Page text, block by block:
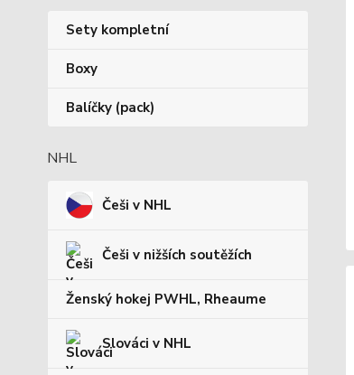
Sety kompletní
Boxy
Balíčky (pack)
NHL
Češi v NHL
Češi v nižších soutěžích
Ženský hokej PWHL, Rheaume
Slováci v NHL